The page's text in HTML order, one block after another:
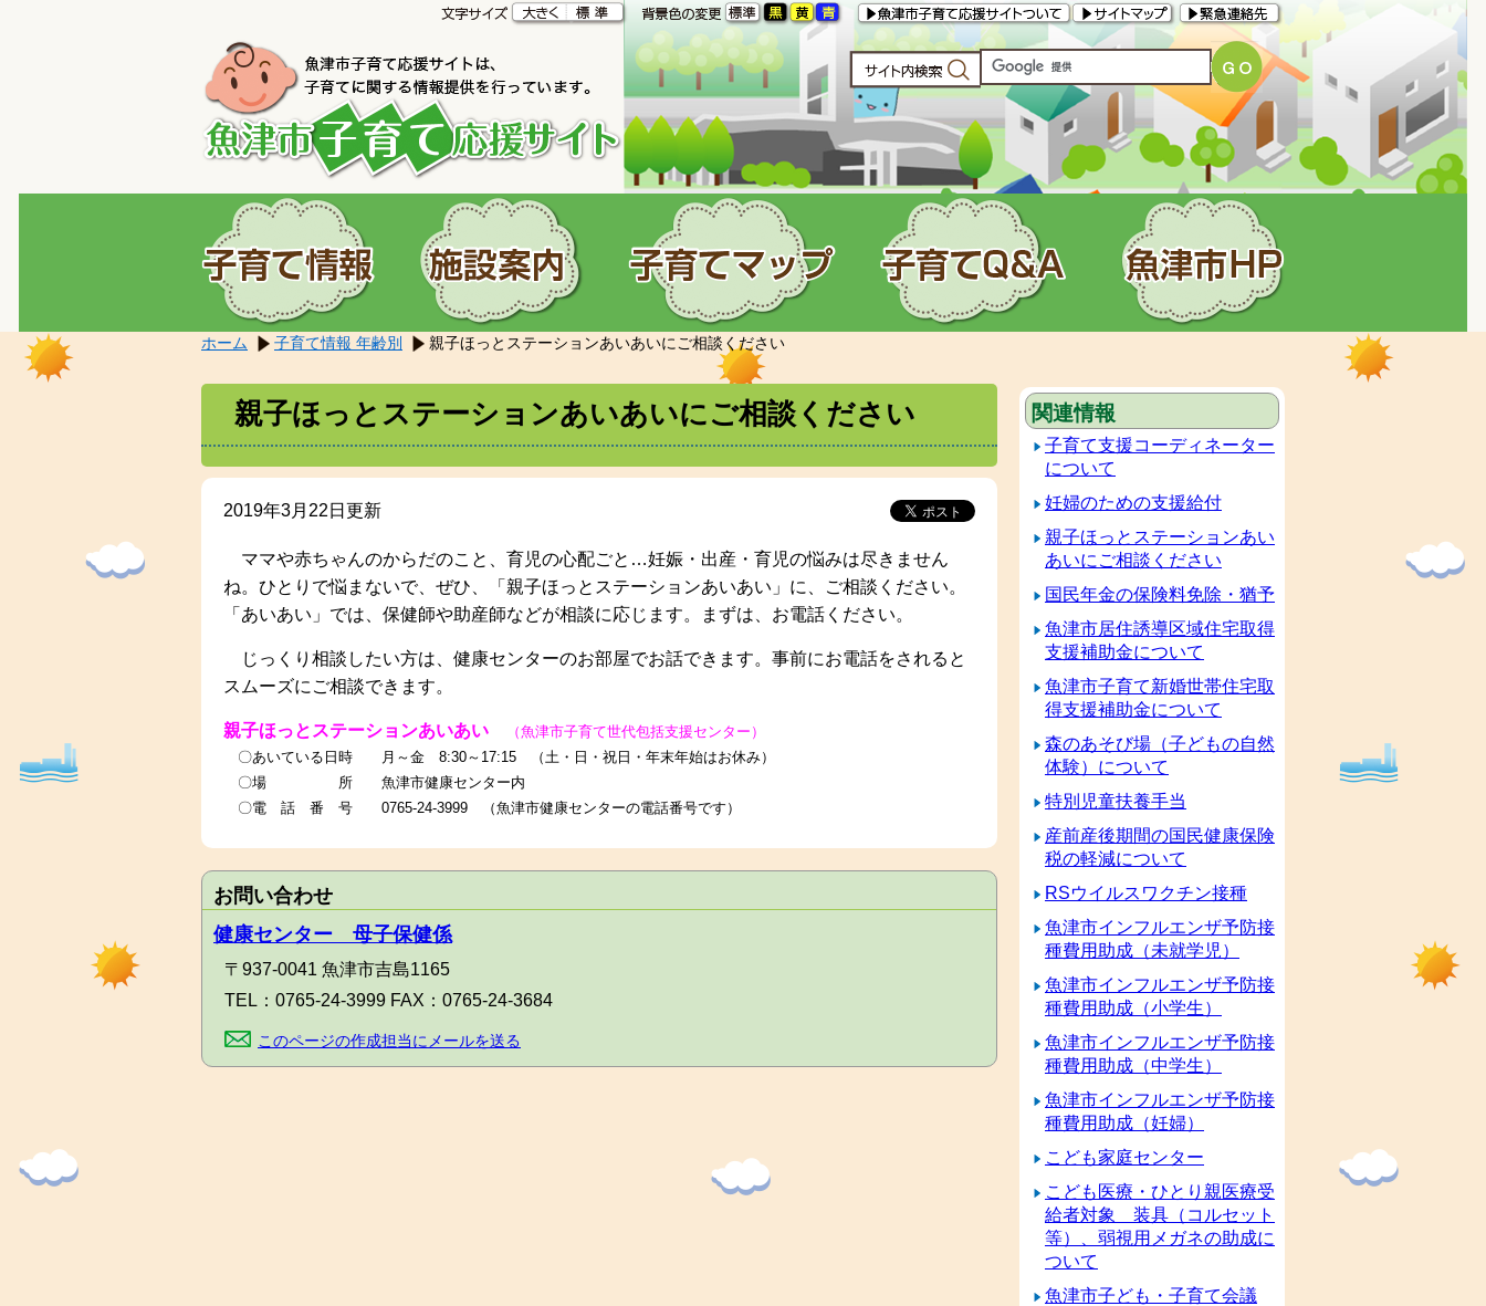
す。
す。
ホーム 子育て情報 年齢別 親子ほっとステーションあいあいにご相談ください
親子ほっとステーションあいあいにご相談ください
2019年3月22日更新
ママや赤ちゃんのからだのこと、育児の心配ごと…妊娠・出産・育児の悩みは尽きません
ね。ひとりで悩まないで、ぜひ、「親子ほっとステーションあいあい」に、ご相談ください。
「あいあい」では、保健師や助産師などが相談に応じます。まずは、お電話ください。
じっくり相談したい方は、健康センターのお部屋でお話できます。事前にお電話をされると
スムーズにご相談できます。
親子ほっとステーションあいあい
（魚津市子育て世代包括支援センター）
〇あいている日時 月～金 8:30～17:15 （土・日・祝日・年末年始はお休み）
〇場 所 魚津市健康センター内
〇電 話 番 号 0765-24-3999 （魚津市健康センターの電話番号です）
お問い合わせ
健康センター 母子保健係
〒937-0041 魚津市吉島1165
TEL： 0765-24-3999 FAX： 0765-24-3684
このページの作成担当にメールを送る
関連情報
子育て支援コーディネーター
について
妊婦のための支援給付
親子ほっとステーションあい
あいにご相談ください
国民年金の保険料免除・猶予
魚津市居住誘導区域住宅取得
支援補助金について
魚津市子育て新婚世帯住宅取
得支援補助金について
森のあそび場（子どもの自然
体験）について
特別児童扶養手当
産前産後期間の国民健康保険
税の軽減について
RSウイルスワクチン接種
魚津市インフルエンザ予防接
種費用助成（未就学児）
魚津市インフルエンザ予防接
種費用助成（小学生）
魚津市インフルエンザ予防接
種費用助成（中学生）
魚津市インフルエンザ予防接
種費用助成（妊婦）
こども家庭センター
こども医療・ひとり親医療受
給者対象 装具（コルセット
等）、弱視用メガネの助成に
ついて
魚津市子ども・子育て会議